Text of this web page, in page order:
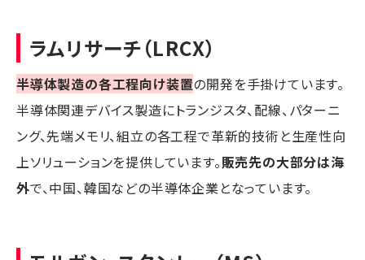
ラムリサーチ（LRCX）
半導体製造の各工程向け装置の開発を手掛けています。
半導体関連デバイス製造にトランジスタ、配線、パターニ
ング、先端メモリ、組立の各工程で革新的技術と生産性向
上ソリューションを提供しています。販売先の大部分は海
外で、中国、韓国などの半導体企業となっています。